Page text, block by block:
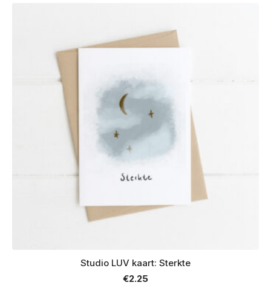
Studio LUV kaart: Sterkte
€2.25